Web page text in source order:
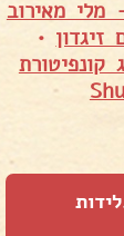
מאירוב
•
קונפיטורת